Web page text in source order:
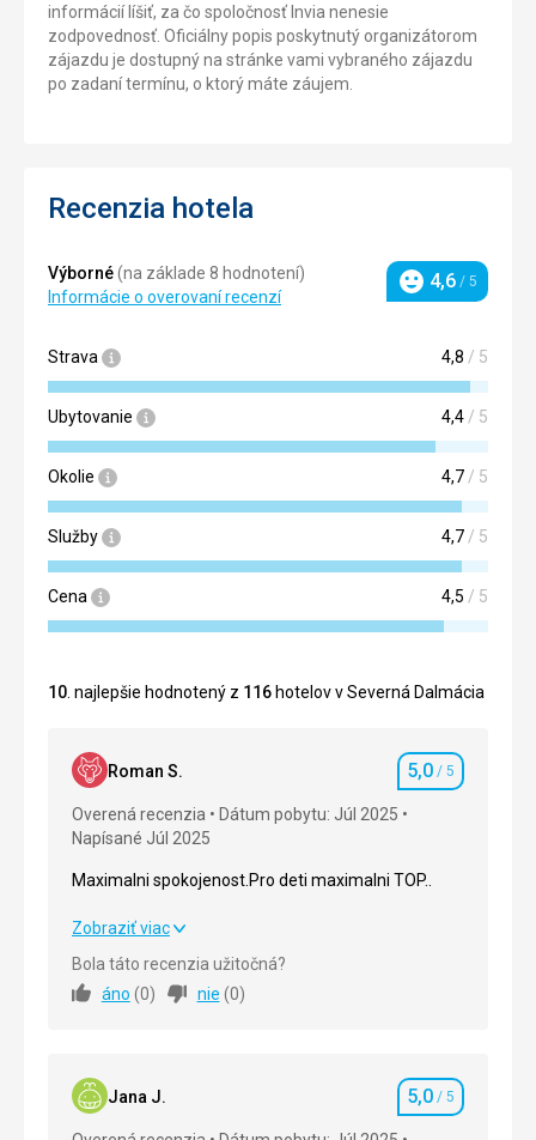
informácií líšiť, za čo spoločnosť Invia nenesie
zodpovednosť. Oficiálny popis poskytnutý organizátorom
zájazdu je dostupný na stránke vami vybraného zájazdu
po zadaní termínu, o ktorý máte záujem.
Recenzia hotela
Výborné(na základe 8 hodnotení)
Informácie o overovaní recenzí
Hodnotenie
4,6 / 5
Strava 4,8 / 5
Ubytovanie 4,4/ 5
Okolie 4,7/ 5
Služby 4,7/ 5
Cena 4,5 / 5
10. najlepšie hodnotený z 116 hotelov v Severná Dalmácia
Roman S. Hodnotenie
5,0 / 5
Overená recenzia
Dátum pobytu: Júl 2025
Napísané Júl 2025
Maximalni spokojenost.Pro deti maximalni TOP..
Maximalni spokojenost.Pro deti maximalni TOP..
Strava
Služby 5,0/ 5
Zobraziť viac
Bola táto recenzia užitočná?
áno (0) nie (0)
Jana J. Hodnotenie
5,0 / 5